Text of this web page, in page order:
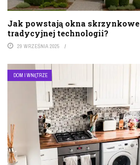
Jak powstają okna
tradycyjnej technologii?
29 WRZEŚNIA 2025
DOM I WNĘTRZE